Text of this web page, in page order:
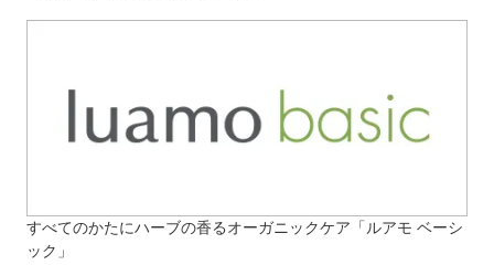
すべてのかたにハーブの香るオーガニックケア「ルアモ ベーシ
ック」